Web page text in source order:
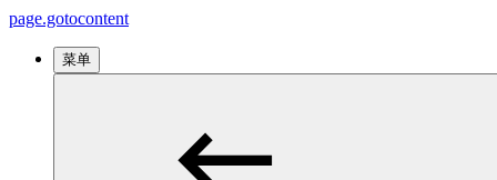
page.gotocontent
菜单